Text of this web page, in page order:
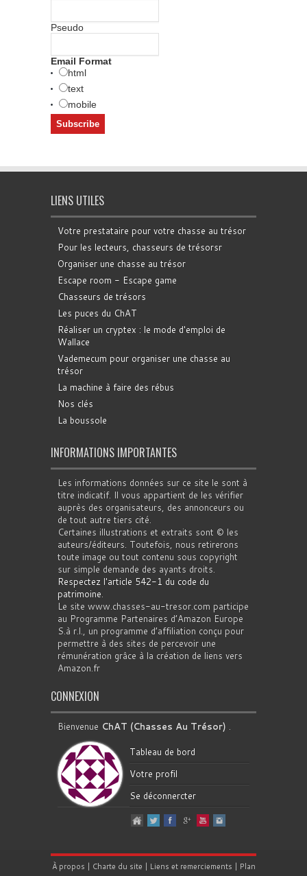
Pseudo
Email Format
html
text
mobile
LIENS UTILES
Votre prestataire pour votre chasse au trésor
Pour les lecteurs, chasseurs de trésorsr
Organiser une chasse au trésor
Escape room - Escape game
Chasseurs de trésors
Les puces du ChAT
Réaliser un cryptex : le mode d'emploi de
Wallace
Vademecum pour organiser une chasse au
trésor
La machine à faire des rébus
Nos clés
La boussole
INFORMATIONS IMPORTANTES
Les informations données sur ce site le sont à
titre indicatif. Il vous appartient de les vérifier
auprès des organisateurs, des annonceurs ou
de tout autre tiers cité.
Certaines illustrations et extraits sont © les
auteurs/éditeurs. Toutefois, nous retirerons
toute image ou tout contenu sous copyright
sur simple demande des ayants droits.
Respectez l'article 542-1 du code du
patrimoine.
Le site www.chasses-au-tresor.com participe
au Programme Partenaires d’Amazon Europe
S.à r.l., un programme d’affiliation conçu pour
permettre à des sites de percevoir une
rémunération grâce à la création de liens vers
Amazon.fr
CONNEXION
Bienvenue ChAT (Chasses Au Trésor) .
Tableau de bord
Votre profil
Se déconnercter
À propos | Charte du site | Liens et remerciements | Plan